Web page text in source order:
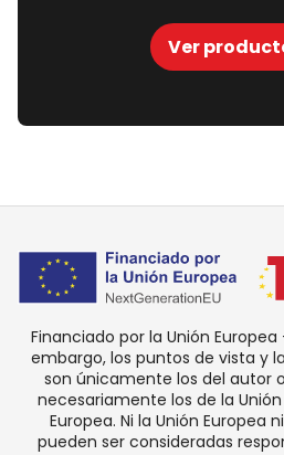
Ver
Financiado por la Unión Europea
embargo, los puntos de vista y
son únicamente los del autor
necesariamente los de la
Europea. Ni la Unión Europea
pueden ser consideradas